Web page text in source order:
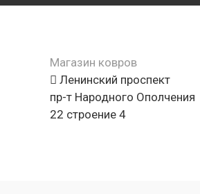
Магазин ковров
Ленинский проспект
пр-т Народного Ополчения
22 строение 4